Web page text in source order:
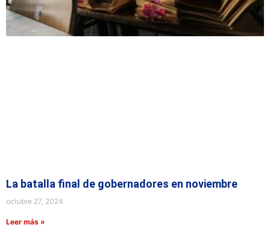
La batalla final de gobernadores en noviembre
octubre 27, 2024
Leer más »